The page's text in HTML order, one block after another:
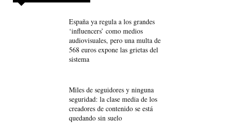
España ya regula a los grandes
‘influencers’ como medios
audiovisuales, pero una multa de
568 euros expone las grietas del
sistema
Miles de seguidores y ninguna
seguridad: la clase media de los
creadores de contenido se está
quedando sin suelo